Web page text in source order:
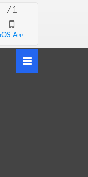
71
iOS App